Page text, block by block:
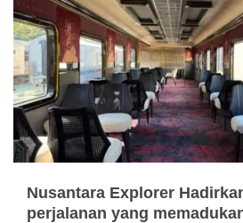
Nusantara Explorer
perjalanan yang